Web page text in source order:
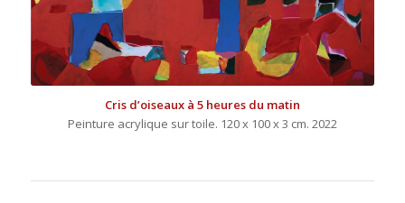
Cris d’oiseaux à 5 heures du matin
Peinture acrylique sur toile. 120 x 100 x 3 cm. 2022